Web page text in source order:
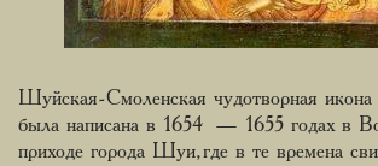
Шуйская-Смоленская чудотворная
была написана в 1654 — 1655 годах в
приходе города Шуи, где в те времена